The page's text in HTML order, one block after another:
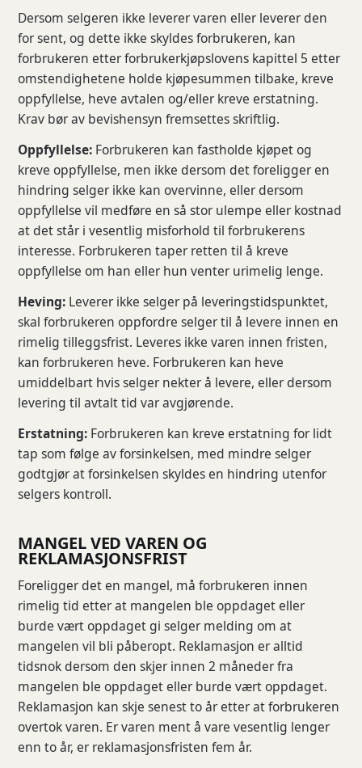
Dersom selgeren ikke leverer varen eller leverer den
for sent, og dette ikke skyldes forbrukeren, kan
forbrukeren etter forbrukerkjøpslovens kapittel 5 etter
omstendighetene holde kjøpesummen tilbake, kreve
oppfyllelse, heve avtalen og/eller kreve erstatning.
Krav bør av bevishensyn fremsettes skriftlig.
Oppfyllelse: Forbrukeren kan fastholde kjøpet og
kreve oppfyllelse, men ikke dersom det foreligger en
hindring selger ikke kan overvinne, eller dersom
oppfyllelse vil medføre en så stor ulempe eller kostnad
at det står i vesentlig misforhold til forbrukerens
interesse. Forbrukeren taper retten til å kreve
oppfyllelse om han eller hun venter urimelig lenge.
Heving: Leverer ikke selger på leveringstidspunktet,
skal forbrukeren oppfordre selger til å levere innen en
rimelig tilleggsfrist. Leveres ikke varen innen fristen,
kan forbrukeren heve. Forbrukeren kan heve
umiddelbart hvis selger nekter å levere, eller dersom
levering til avtalt tid var avgjørende.
Erstatning: Forbrukeren kan kreve erstatning for lidt
tap som følge av forsinkelsen, med mindre selger
godtgjør at forsinkelsen skyldes en hindring utenfor
selgers kontroll.
MANGEL VED VAREN OG
REKLAMASJONSFRIST
Foreligger det en mangel, må forbrukeren innen
rimelig tid etter at mangelen ble oppdaget eller
burde vært oppdaget gi selger melding om at
mangelen vil bli påberopt. Reklamasjon er alltid
tidsnok dersom den skjer innen 2 måneder fra
mangelen ble oppdaget eller burde vært oppdaget.
Reklamasjon kan skje senest to år etter at forbrukeren
overtok varen. Er varen ment å vare vesentlig lenger
enn to år, er reklamasjonsfristen fem år.